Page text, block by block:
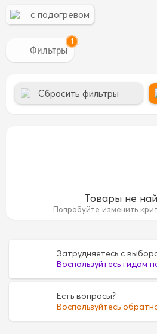
Бамбук ЗамшаЗамша
велюр
с подогревом
1
Сбросить фильтры
Товары не
Попробуйте изменить
Затрудняетесь с
Воспользуйтесь гидом
Есть вопросы?
Воспользуйтесь